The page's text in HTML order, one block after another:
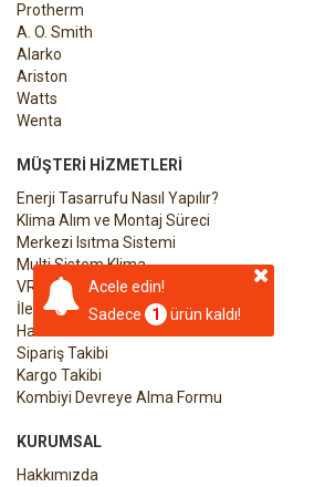
Acele edin!
Sadece
1 ürün kaldı!
Protherm
A. O. Smith
Alarko
Ariston
Watts
Wenta
MÜŞTERI HIZMETLERI
Enerji Tasarrufu Nasıl Yapılır?
Klima Alım ve Montaj Süreci
Merkezi Isıtma Sistemi
Multi Sistem Klima
VRF Klima Sistemleri
İletişim
Havale Bildirim Formu
Sipariş Takibi
Kargo Takibi
Kombiyi Devreye Alma Formu
KURUMSAL
Hakkımızda